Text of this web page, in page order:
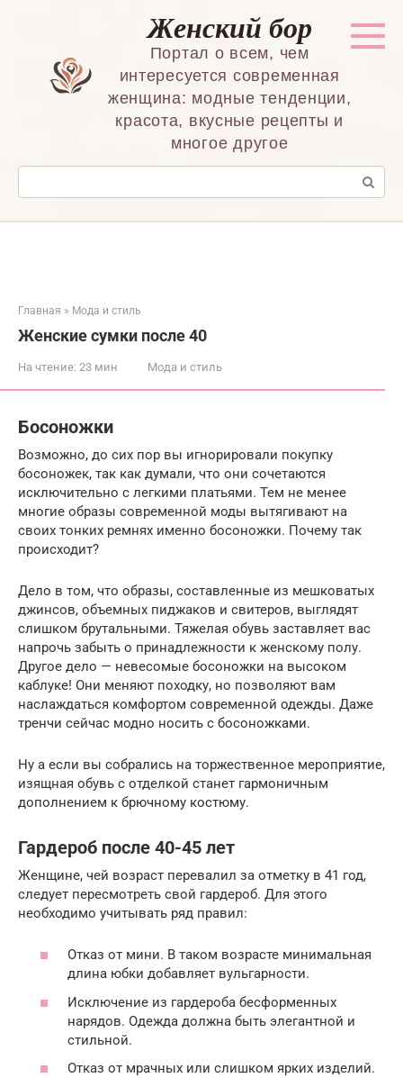
Женский бор
Портал о всем, чем
интересуется современная
женщина: модные тенденции,
красота, вкусные рецепты и
многое другое
Поиск:
Главная » Мода и стиль
Женские сумки после 40
На чтение: 23 мин Мода и стиль
Босоножки
Возможно, до сих пор вы игнорировали покупку
босоножек, так как думали, что они сочетаются
исключительно с легкими платьями. Тем не менее
многие образы современной моды вытягивают на
своих тонких ремнях именно босоножки. Почему так
происходит?
Дело в том, что образы, составленные из мешковатых
джинсов, объемных пиджаков и свитеров, выглядят
слишком брутальными. Тяжелая обувь заставляет вас
напрочь забыть о принадлежности к женскому полу.
Другое дело — невесомые босоножки на высоком
каблуке! Они меняют походку, но позволяют вам
наслаждаться комфортом современной одежды. Даже
тренчи сейчас модно носить с босоножками.
Ну а если вы собрались на торжественное мероприятие,
изящная обувь с отделкой станет гармоничным
дополнением к брючному костюму.
Гардероб после 40-45 лет
Женщине, чей возраст перевалил за отметку в 41 год,
следует пересмотреть свой гардероб. Для этого
необходимо учитывать ряд правил:
Отказ от мини. В таком возрасте минимальная
длина юбки добавляет вульгарности.
Исключение из гардероба бесформенных
нарядов. Одежда должна быть элегантной и
стильной.
Отказ от мрачных или слишком ярких изделий.